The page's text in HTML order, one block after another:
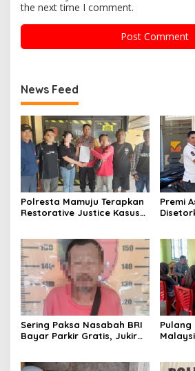
the next time I comment.
News Feed
Polresta Mamuju Terapkan
Restorative Justice Kasus
Premi
PN
Sering Paksa Nasabah BRI
Bayar Parkir Gratis, Jukir
Pulang